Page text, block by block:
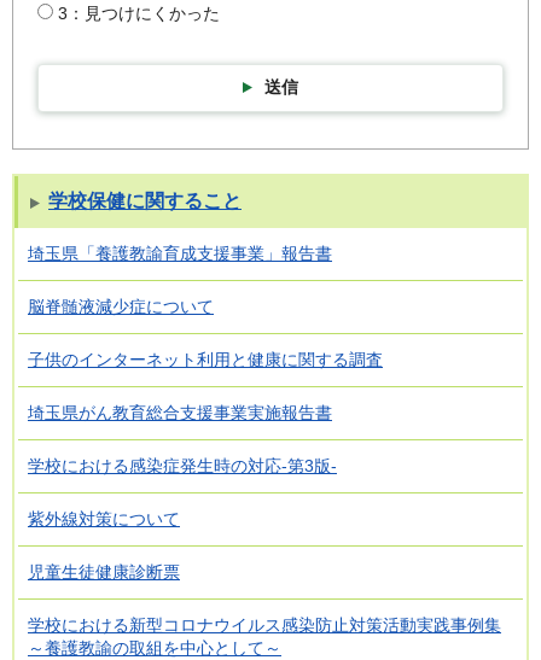
3：見つけにくかった
送信
学校保健に関すること
埼玉県「養護教諭育成支援事業」報告書
脳脊髄液減少症について
子供のインターネット利用と健康に関する調査
埼玉県がん教育総合支援事業実施報告書
学校における感染症発生時の対応-第3版-
紫外線対策について
児童生徒健康診断票
学校における新型コロナウイルス感染防止対策活動実践事例集
～養護教諭の取組を中心として～